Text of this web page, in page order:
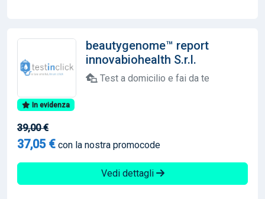
beautygenome™ report
innovabiohealth S.r.l.
Test a domicilio e fai da te
In evidenza
39,00 €
37,05 € con la nostra promocode
Vedi dettagli